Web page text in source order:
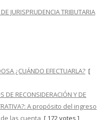
JURISPRUDENCIA TRIBUTARIA
¿CUÁNDO EFECTUARLA? [
DE RECONSIDERACIÓN Y DE
A propósito del ingreso
las cuenta [ 172 votes ]